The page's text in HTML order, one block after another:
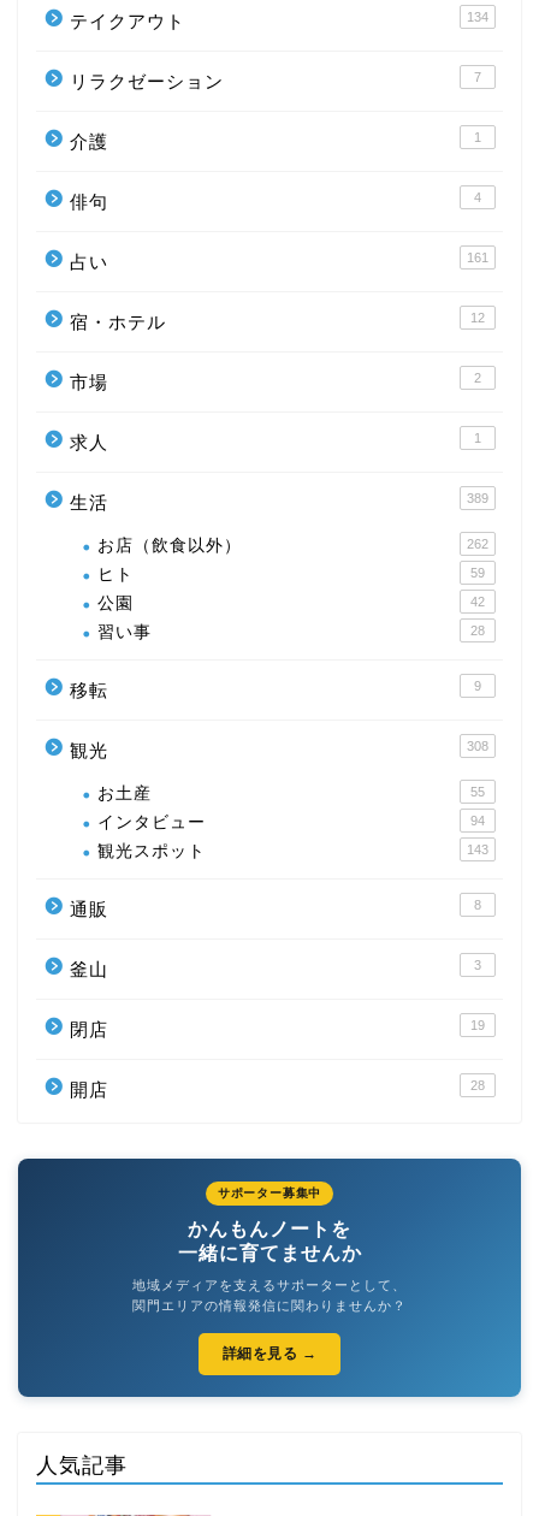
テイクアウト 134
リラクゼーション 7
介護 1
俳句 4
占い 161
宿・ホテル 12
市場 2
求人 1
生活 389
お店（飲食以外） 262
ヒト 59
公園 42
習い事 28
移転 9
観光 308
お土産 55
インタビュー 94
観光スポット 143
通販 8
釜山 3
閉店 19
開店 28
サポーター募集中
かんもんノートを
一緒に育てませんか
地域メディアを支えるサポーターとして、
関門エリアの情報発信に関わりませんか？
詳細を見る →
人気記事